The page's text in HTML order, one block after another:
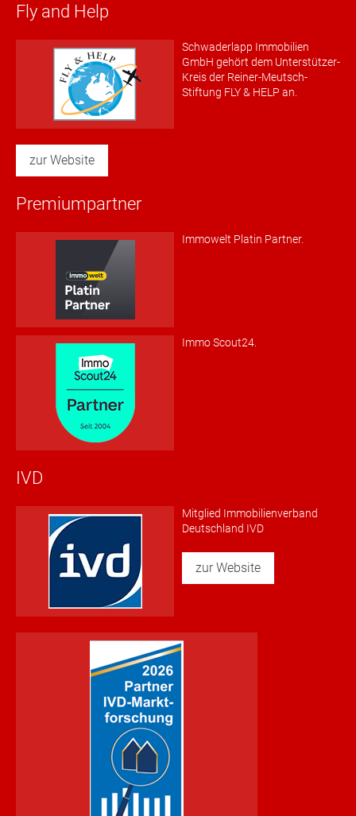
Fly and Help
Schwaderlapp Immobilien
GmbH gehört dem Unterstützer-
Kreis der Reiner-Meutsch-
Stiftung FLY & HELP an.
zur Website
Premiumpartner
Immowelt Platin Partner.
Immo Scout24.
IVD
Mitglied Immobilienverband
Deutschland IVD
zur Website